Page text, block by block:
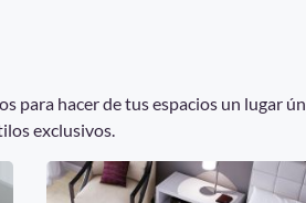
para hacer de tus espacios un lugar
exclusivos.